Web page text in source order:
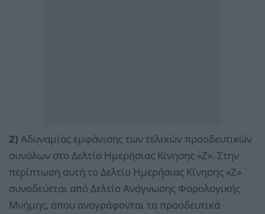
2) Αδυναμίας εμφάνισης των τελικών προοδευτικών
συνόλων στο Δελτίο Ημερήσιας Κίνησης «Ζ». Στην
περίπτωση αυτή το Δελτίο Ημερήσιας Κίνησης «Ζ»
συνοδεύεται από Δελτίο Ανάγνωσης Φορολογικής
Μνήμης, όπου αναγράφονται τα προοδευτικά